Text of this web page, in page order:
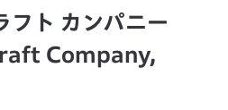
フト カンパニー
Company,